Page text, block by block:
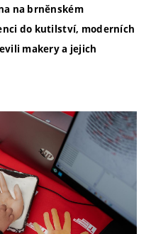
na brněnském
do kutilství, moderních
makery a jejich